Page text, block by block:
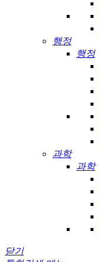
행정
행정
과학
과학
닫기